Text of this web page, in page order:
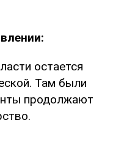
остается
Там были
продолжают